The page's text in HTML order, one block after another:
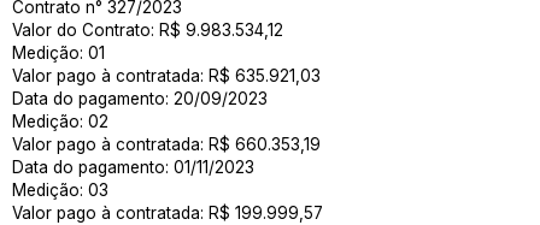
Contrato n° 327/2023
Valor do Contrato: R$ 9.983.534,12
Medição: 01
Valor pago à contratada: R$ 635.921,03
Data do pagamento: 20/09/2023
Medição: 02
Valor pago à contratada: R$ 660.353,19
Data do pagamento: 01/11/2023
Medição: 03
Valor pago à contratada: R$ 199.999,57